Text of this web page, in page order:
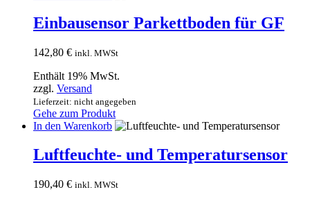
Einbausensor Parkettboden für GF
142,80 € inkl. MWSt
Enthält 19% MwSt.
zzgl. Versand
Lieferzeit: nicht angegeben
Gehe zum Produkt
In den Warenkorb
Luftfeuchte- und Temperatursensor
190,40 € inkl. MWSt